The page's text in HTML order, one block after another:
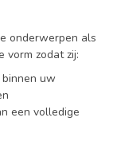
onderwerpen als
vorm zodat zij:
uw
een volledige